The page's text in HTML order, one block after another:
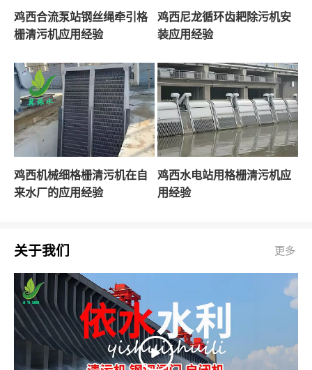
鸡西合流泵站钢丝绳牵引格
栅清污机应用经验
鸡西尼龙循环齿耙除污机安
装应用经验
鸡西机械细格栅清污机在自
来水厂的应用经验
鸡西水电站用格栅清污机应
用经验
关于我们 更多